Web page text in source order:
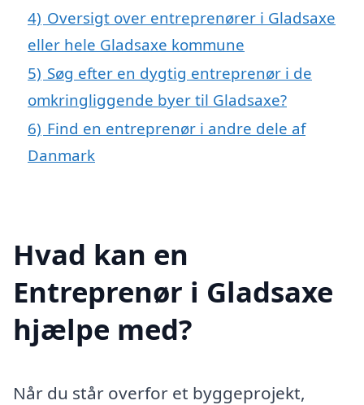
4) Oversigt over entreprenører i Gladsaxe
eller hele Gladsaxe kommune
5) Søg efter en dygtig entreprenør i de
omkringliggende byer til Gladsaxe?
6) Find en entreprenør i andre dele af
Danmark
Hvad kan en
Entreprenør i Gladsaxe
hjælpe med?
Når du står overfor et byggeprojekt,